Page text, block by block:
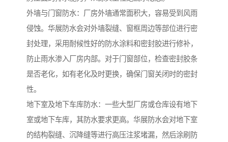
外墙与门窗防水：厂房外墙通常面积大，容易受到风雨
侵蚀。华展防水会对外墙裂缝、窗框周边等部位进行密
封处理，采用耐候性好的防水涂料和密封胶进行修补，
防止雨水渗入厂房内部。对于门窗部位，检查密封胶条
是否老化，如有老化及时更换，确保门窗关闭时的密封
性。
地下室及地下车库防水：一些大型厂房或仓库设有地下
室或地下车库，其防水要求更高。华展防水会对地下室
的结构裂缝、沉降缝等进行高压注浆堵漏，然后涂刷防